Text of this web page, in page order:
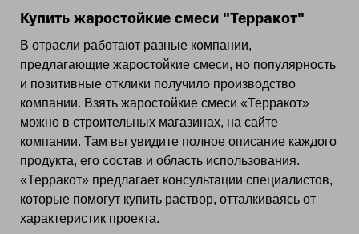
Купить жаростойкие смеси "Терракот"
В отрасли работают разные компании,
предлагающие жаростойкие смеси, но популярность
и позитивные отклики получило производство
компании. Взять жаростойкие смеси «Терракот»
можно в строительных магазинах, на сайте
компании. Там вы увидите полное описание каждого
продукта, его состав и область использования.
«Терракот» предлагает консультации специалистов,
которые помогут купить раствор, отталкиваясь от
характеристик проекта.